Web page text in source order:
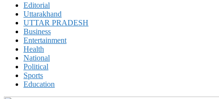
Editorial
Uttarakhand
UTTAR PRADESH
Business
Entertainment
Health
National
Political
Sports
Education